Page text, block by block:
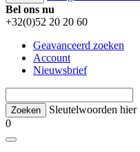
Bel ons nu
+32(0)52 20 20 60
Geavanceerd zoeken
Account
Nieuwsbrief
Sleutelwoorden hier
0